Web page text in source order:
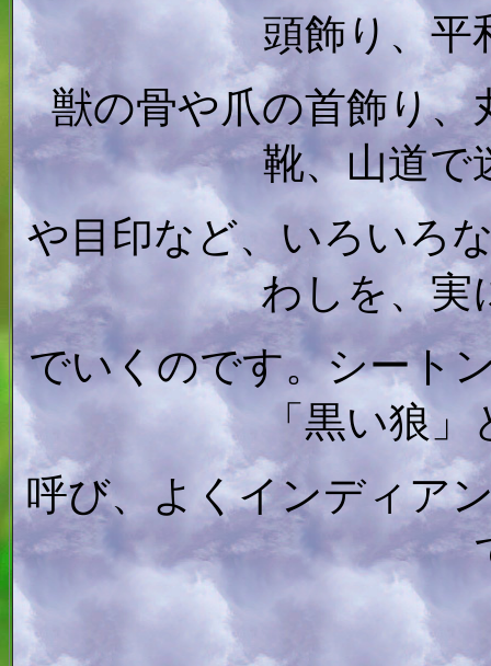
頭飾り、平
獣の骨や爪の首飾り
靴、山道で
や目印など、いろいろ
わしを、実
でいくのです。シート
「黒い狼
呼び、よくインディア